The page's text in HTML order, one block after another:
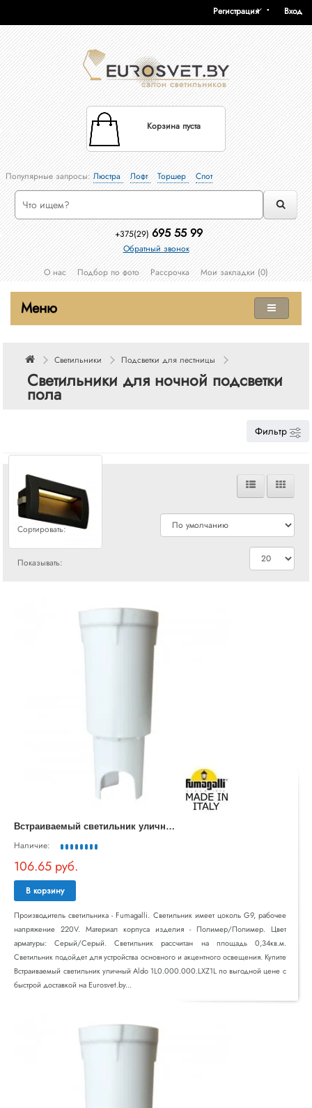
Вход
Регистрация
Корзина пуста
Популярные запросы:Люстра Лофт Торшер Спот
+375(29) 695 55 99
Обратный звонок
О нас
Подбор по фото Рассрочка Мои закладки (0)
Меню
Светильники Подсветки для лестницы
Светильники для ночной подсветки
пола
Фильтр
Сравнения
Сортировать:
Показывать:
В
страиваемый светильник уличный Aldo 1L0.000.000.LXZ1L
Наличие:
106.65 руб.
В корзину
Производитель светильника - Fumagalli. Светильник имеет цоколь G9, рабочее
напряжение 220V. Материал корпуса изделия - Полимер/Полимер. Цвет
арматуры: Серый/Серый. Светильник рассчитан на площадь 0,34кв.м.
Светильник подойдет для устройства основного и акцентного освещения. Купите
Встраиваемый светильник уличный Aldo 1L0.000.000.LXZ1L по выгодной цене с
быстрой доставкой на Eurosvet.by...